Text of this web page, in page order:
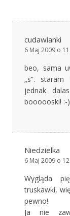
cudawianki
6 Maj 2009 o
beo, sama
„s”.
jednak
boooooski! :-)
Niedzielka
6 Maj 2009 o
Wygląda
truskawki,
pewno!
Ja nie